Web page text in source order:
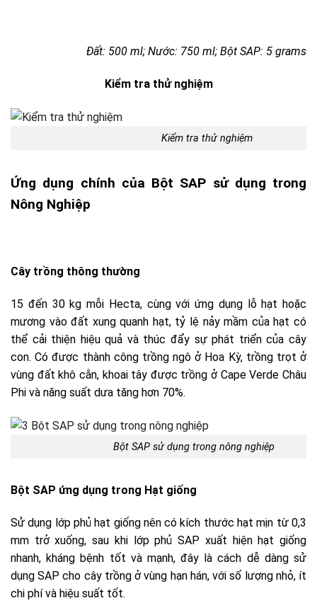
Đất: 500 ml; Nước: 750 ml; Bột SAP: 5 grams
Kiểm tra thử nghiệm
Kiểm tra thử nghiệm
Ứng dụng chính của Bột SAP sử dụng trong
Nông Nghiệp
Cây trồng thông thường
15 đến 30 kg mỗi Hecta, cùng với ứng dụng lỗ hạt hoặc
mương vào đất xung quanh hạt, tỷ lệ nảy mầm của hạt có
thể cải thiện hiệu quả và thúc đẩy sự phát triển của cây
con. Có được thành công trồng ngô ở Hoa Kỳ, trồng trọt ở
vùng đất khô cằn, khoai tây được trồng ở Cape Verde Châu
Phi và năng suất dưa tăng hơn 70%.
Bột SAP sử dụng trong nông nghiệp
Bột SAP ứng dụng trong Hạt giống
Sử dụng lớp phủ hạt giống nên có kích thước hạt mịn từ 0,3
mm trở xuống, sau khi lớp phủ SAP xuất hiện hạt giống
nhanh, kháng bệnh tốt và mạnh, đây là cách dễ dàng sử
dụng SAP cho cây trồng ở vùng hạn hán, với số lượng nhỏ, ít
chi phí và hiệu suất tốt.